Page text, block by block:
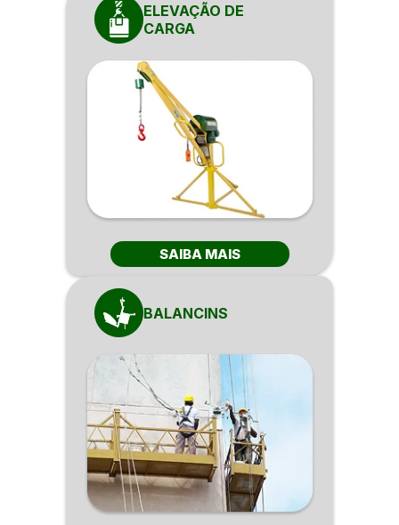
ELEVAÇÃO DE
CARGA
SAIBA MAIS
BALANCINS